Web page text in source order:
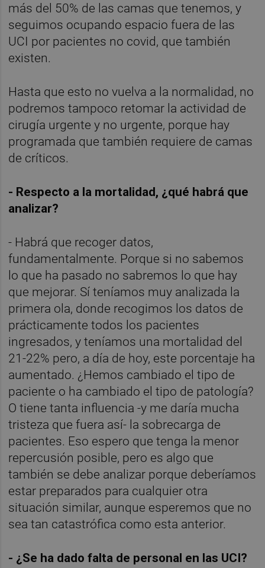
más del 50% de las camas que tenemos, y
seguimos ocupando espacio fuera de las
UCI por pacientes no covid, que también
existen.
Hasta que esto no vuelva a la normalidad, no
podremos tampoco retomar la actividad de
cirugía urgente y no urgente, porque hay
programada que también requiere de camas
de críticos.
- Respecto a la mortalidad, ¿qué habrá que
analizar?
- Habrá que recoger datos,
fundamentalmente. Porque si no sabemos
lo que ha pasado no sabremos lo que hay
que mejorar. Sí teníamos muy analizada la
primera ola, donde recogimos los datos de
prácticamente todos los pacientes
ingresados, y teníamos una mortalidad del
21-22% pero, a día de hoy, este porcentaje ha
aumentado. ¿Hemos cambiado el tipo de
paciente o ha cambiado el tipo de patología?
O tiene tanta influencia -y me daría mucha
tristeza que fuera así- la sobrecarga de
pacientes. Eso espero que tenga la menor
repercusión posible, pero es algo que
también se debe analizar porque deberíamos
estar preparados para cualquier otra
situación similar, aunque esperemos que no
sea tan catastrófica como esta anterior.
- ¿Se ha dado falta de personal en las UCI?